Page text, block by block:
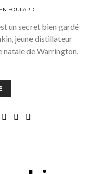
FOULARD
un secret bien gardé
jeune distillateur
natale de Warrington,